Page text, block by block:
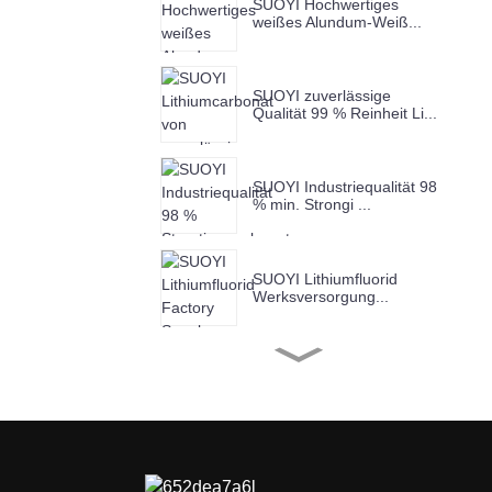
SUOYI Hochwertiges
weißes Alundum-Weiß...
SUOYI zuverlässige
Qualität 99 % Reinheit Li...
SUOYI Industriequalität 98
% min. Strongi ...
SUOYI Lithiumfluorid
Werksversorgung...
Kupferoxid-Ind...